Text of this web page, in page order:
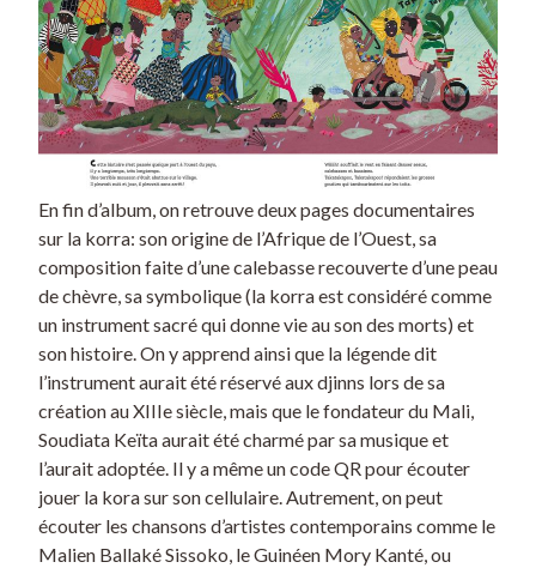
En fin d’album, on retrouve deux pages documentaires
sur la korra: son origine de l’Afrique de l’Ouest, sa
composition faite d’une calebasse recouverte d’une peau
de chèvre, sa symbolique (la korra est considéré comme
un instrument sacré qui donne vie au son des morts) et
son histoire. On y apprend ainsi que la légende dit
l’instrument aurait été réservé aux djinns lors de sa
création au XIIIe siècle, mais que le fondateur du Mali,
Soudiata Keïta aurait été charmé par sa musique et
l’aurait adoptée. Il y a même un code QR pour écouter
jouer la kora sur son cellulaire. Autrement, on peut
écouter les chansons d’artistes contemporains comme le
Malien Ballaké Sissoko, le Guinéen Mory Kanté, ou